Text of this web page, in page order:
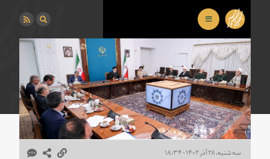
سه شنبه، ۲۸ آذر ۱۴۰۲ - ۱۸:۳۴